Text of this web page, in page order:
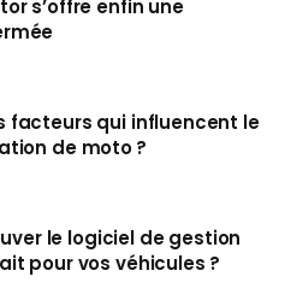
s’offre enfin une
facteurs qui influencent le
de moto ?
le logiciel de gestion
pour vos véhicules ?